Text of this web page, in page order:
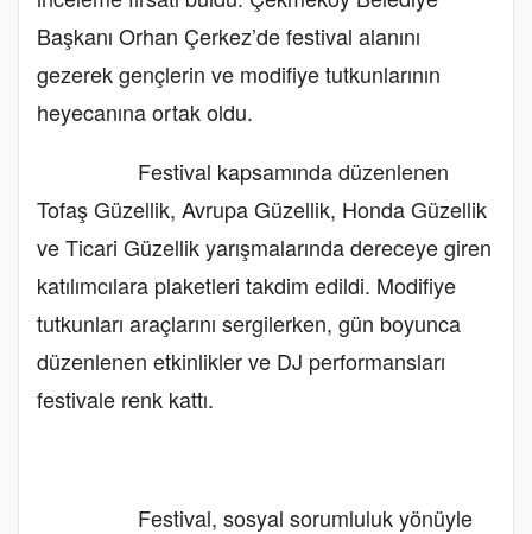
Başkanı Orhan Çerkez’de festival alanını
gezerek gençlerin ve modifiye tutkunlarının
heyecanına ortak oldu.
Festival kapsamında düzenlenen
Tofaş Güzellik, Avrupa Güzellik, Honda Güzellik
ve Ticari Güzellik yarışmalarında dereceye giren
katılımcılara plaketleri takdim edildi. Modifiye
tutkunları araçlarını sergilerken, gün boyunca
düzenlenen etkinlikler ve DJ performansları
festivale renk kattı.
Festival, sosyal sorumluluk yönüyle